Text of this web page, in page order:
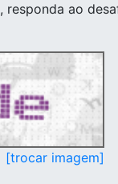
, responda ao
[trocar imagem]